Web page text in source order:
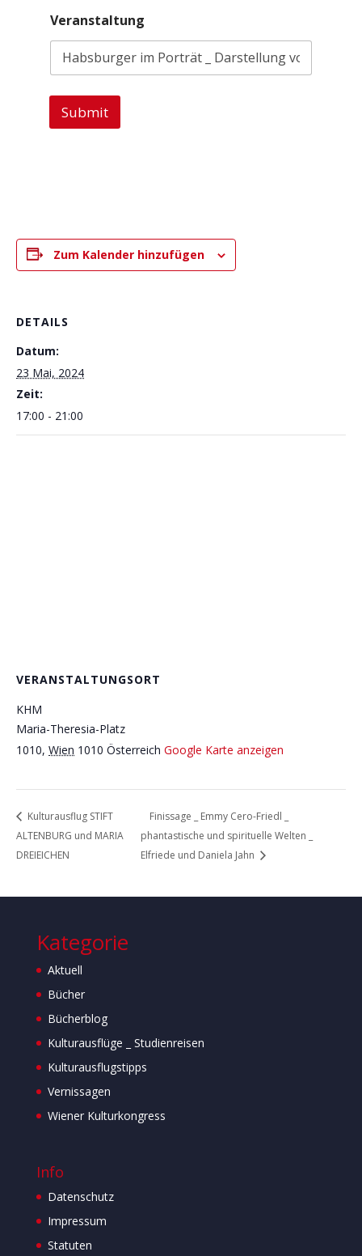
Veranstaltung
Submit
Zum Kalender hinzufügen
DETAILS
Datum:
23 Mai, 2024
Zeit:
17:00 - 21:00
VERANSTALTUNGSORT
KHM
Maria-Theresia-Platz
1010, Wien 1010 Österreich Google Karte anzeigen
Kulturausflug STIFT
ALTENBURG und MARIA
DREIEICHEN
Finissage _ Emmy Cero-Friedl _
phantastische und spirituelle Welten _
Elfriede und Daniela Jahn
Kategorie
Aktuell
Bücher
Bücherblog
Kulturausflüge _ Studienreisen
Kulturausflugstipps
Vernissagen
Wiener Kulturkongress
Info
Datenschutz
Impressum
Statuten